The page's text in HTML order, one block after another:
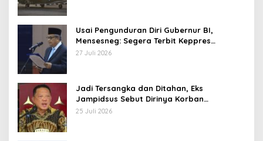
Usai Pengunduran Diri Gubernur BI,
Mensesneg: Segera Terbit Keppres
Pemberhentian dengan Hormat
27 Juli 2026
Jadi Tersangka dan Ditahan, Eks
Jampidsus Sebut Dirinya Korban
Kriminalisasi
25 Juli 2026